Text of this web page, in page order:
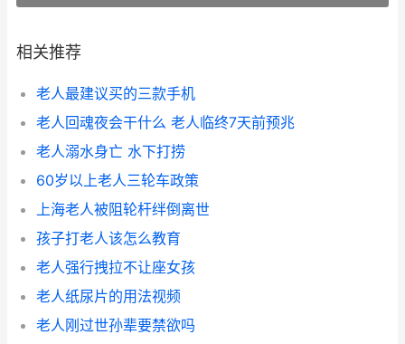
相关推荐
老人最建议买的三款手机
老人回魂夜会干什么 老人临终7天前预兆
老人溺水身亡 水下打捞
60岁以上老人三轮车政策
上海老人被阻轮杆绊倒离世
孩子打老人该怎么教育
老人强行拽拉不让座女孩
老人纸尿片的用法视频
老人刚过世孙辈要禁欲吗